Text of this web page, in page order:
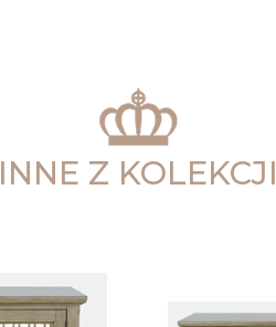
INNE Z KOLEKCJI